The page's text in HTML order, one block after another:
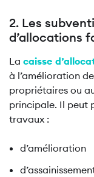
2. Les
d’allocations
La caisse
à l’amélioration
propriétaires ou
principale. Il peut
travaux :
d’amélioration